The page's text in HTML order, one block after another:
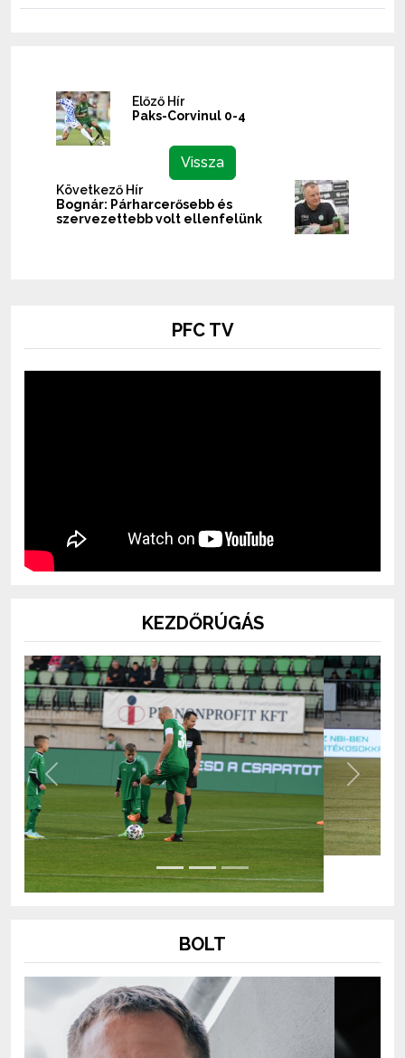
Előző Hír
Paks-Corvinul 0-4
Vissza
Következő Hír
Bognár: Párharcerősebb és
szervezettebb volt ellenfelünk
PFC TV
KEZDŐRÚGÁS
Previous Next